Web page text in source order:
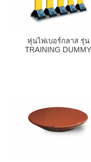
หุ่นไฟเบอร์กลาส รุ่น
TRAINING DUMMY